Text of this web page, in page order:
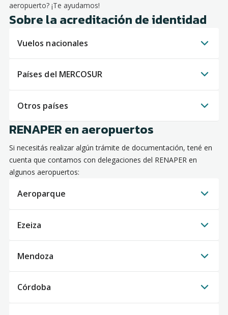
aeropuerto? ¡Te ayudamos!
Sobre la acreditación de identidad
Vuelos nacionales
Países del MERCOSUR
Otros países
RENAPER en aeropuertos
Si necesitás realizar algún trámite de documentación, tené en
cuenta que contamos con delegaciones del RENAPER en
algunos aeropuertos:
Aeroparque
Ezeiza
Mendoza
Córdoba